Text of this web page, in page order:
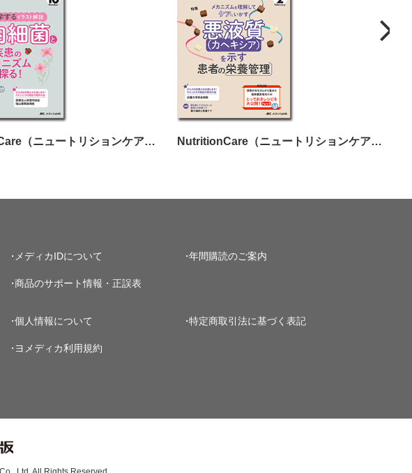
NutritionCare（ニュートリションケア）2024年10月号 NutritionCare（ニュートリションケア）2025年2月号
メディカIDについて 年間購読のご案内
商品のサポート情報・正誤表
個人情報について 特定商取引法に基づく表記
ヨメディカ利用規約